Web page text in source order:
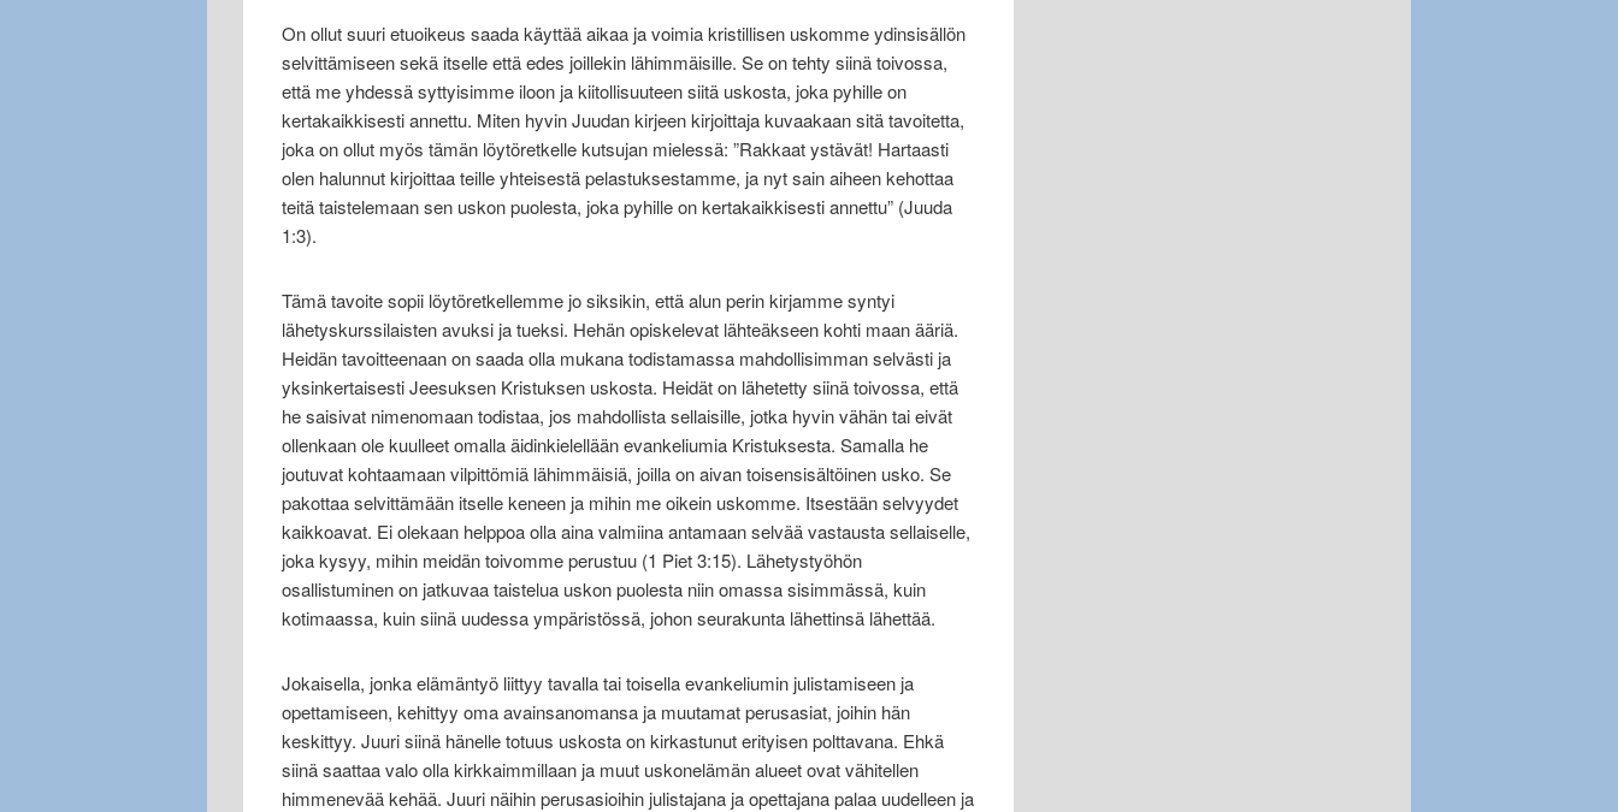
On ollut suuri etuoikeus saada käyttää aikaa ja voimia kristillisen uskomme ydinsisällön
selvittämiseen sekä itselle että edes joillekin lähimmäisille. Se on tehty siinä toivossa,
että me yhdessä syttyisimme iloon ja kiitollisuuteen siitä uskosta, joka pyhille on
kertakaikkisesti annettu. Miten hyvin Juudan kirjeen kirjoittaja kuvaakaan sitä tavoitetta,
joka on ollut myös tämän löytöretkelle kutsujan mielessä: ”Rakkaat ystävät! Hartaasti
olen halunnut kirjoittaa teille yhteisestä pelastuksestamme, ja nyt sain aiheen kehottaa
teitä taistelemaan sen uskon puolesta, joka pyhille on kertakaikkisesti annettu” (Juuda
1:3).
Tämä tavoite sopii löytöretkellemme jo siksikin, että alun perin kirjamme syntyi
lähetyskurssilaisten avuksi ja tueksi. Hehän opiskelevat lähteäkseen kohti maan ääriä.
Heidän tavoitteenaan on saada olla mukana todistamassa mahdollisimman selvästi ja
yksinkertaisesti Jeesuksen Kristuksen uskosta. Heidät on lähetetty siinä toivossa, että
he saisivat nimenomaan todistaa, jos mahdollista sellaisille, jotka hyvin vähän tai eivät
ollenkaan ole kuulleet omalla äidinkielellään evankeliumia Kristuksesta. Samalla he
joutuvat kohtaamaan vilpittömiä lähimmäisiä, joilla on aivan toisensisältöinen usko. Se
pakottaa selvittämään itselle keneen ja mihin me oikein uskomme. Itsestään selvyydet
kaikkoavat. Ei olekaan helppoa olla aina valmiina antamaan selvää vastausta sellaiselle,
joka kysyy, mihin meidän toivomme perustuu (1 Piet 3:15). Lähetystyöhön
osallistuminen on jatkuvaa taistelua uskon puolesta niin omassa sisimmässä, kuin
kotimaassa, kuin siinä uudessa ympäristössä, johon seurakunta lähettinsä lähettää.
Jokaisella, jonka elämäntyö liittyy tavalla tai toisella evankeliumin julistamiseen ja
opettamiseen, kehittyy oma avainsanomansa ja muutamat perusasiat, joihin hän
keskittyy. Juuri siinä hänelle totuus uskosta on kirkastunut erityisen polttavana. Ehkä
siinä saattaa valo olla kirkkaimmillaan ja muut uskonelämän alueet ovat vähitellen
himmenevää kehää. Juuri näihin perusasioihin julistajana ja opettajana palaa uudelleen ja